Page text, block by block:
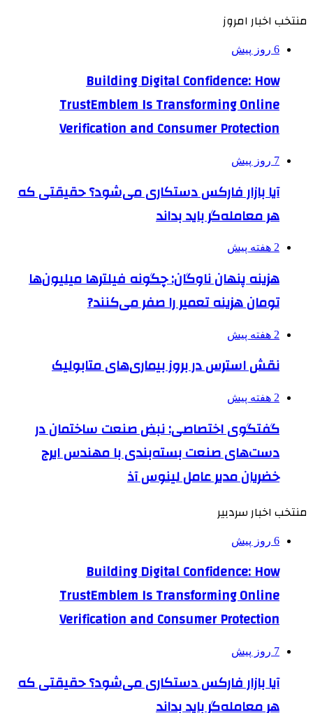
منتخب اخبار امروز
6 روز پیش
Building Digital Confidence: How
TrustEmblem Is Transforming Online
Verification and Consumer Protection
7 روز پیش
آیا بازار فارکس دستکاری می‌شود؟ حقیقتی که
هر معامله‌گر باید بداند
2 هفته پیش
هزینه پنهان ناوگان: چگونه فیلترها میلیون‌ها
تومان هزینه تعمیر را صفر می‌کنند?
2 هفته پیش
نقش استرس در بروز بیماری‌های متابولیک
2 هفته پیش
گفتگوی اختصاصی: نبض صنعت ساختمان در
دست‌های صنعت بسته‌بندی با مهندس ایرج
خضریان مدیر عامل لینوس آذ
منتخب اخبار سردبیر
6 روز پیش
Building Digital Confidence: How
TrustEmblem Is Transforming Online
Verification and Consumer Protection
7 روز پیش
آیا بازار فارکس دستکاری می‌شود؟ حقیقتی که
هر معامله‌گر باید بداند